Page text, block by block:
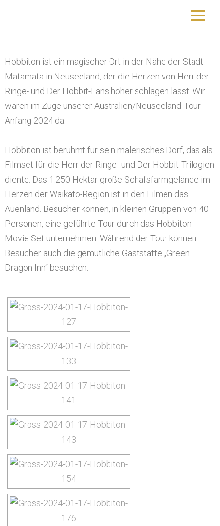
Hobbiton ist ein magischer Ort in der Nähe der Stadt
Matamata in Neuseeland, der die Herzen von Herr der
Ringe- und Der Hobbit-Fans höher schlagen lässt. Wir
waren im Zuge unserer Australien/Neuseeland-Tour
Anfang 2024 da.
Hobbiton ist berühmt für sein malerisches Dorf, das als
Filmset für die Herr der Ringe- und Der Hobbit-Trilogien
diente. Das 1.250 Hektar große Schafsfarmgelände im
Herzen der Waikato-Region ist in den Filmen das
Auenland. Besucher können, in kleinen Gruppen von 40
Personen, eine geführte Tour durch das Hobbiton
Movie Set unternehmen. Während der Tour können
Besucher auch die gemütliche Gaststätte „Green
Dragon Inn“ besuchen.